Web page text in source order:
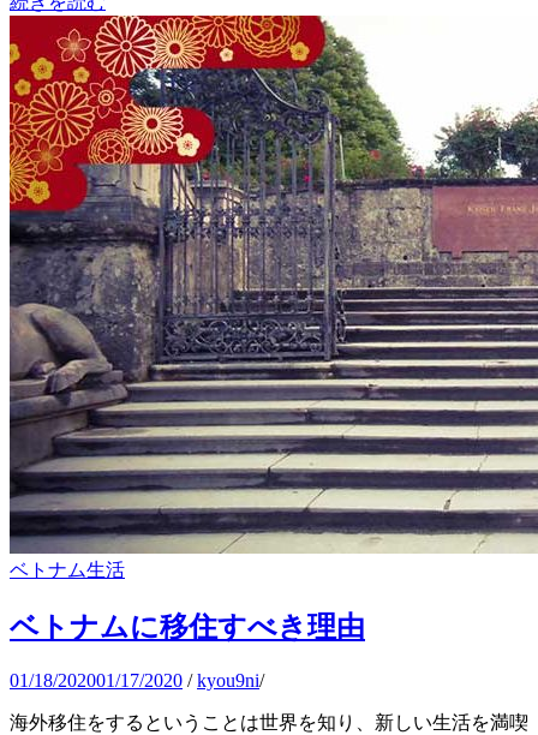
ベトナム生活
ベトナムに移住すべき理由
01/18/202001/17/2020 /kyou9ni/
海外移住をするということは世界を知り、新しい生活を満喫